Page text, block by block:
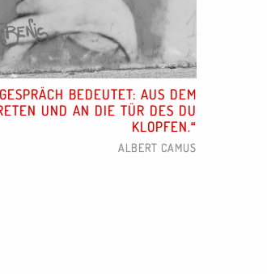
BEDEUTET: AUS DEM
UND AN DIE TÜR DES DU
KLOPFEN.
ALBERT CAMUS